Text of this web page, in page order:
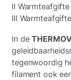
II
III
In de
tegenwoordig
filament ook